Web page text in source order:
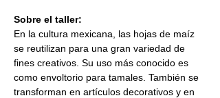
Sobre el taller:
En la cultura mexicana, las hojas de maíz
se reutilizan para una gran variedad de
fines creativos. Su uso más conocido es
como envoltorio para tamales. También se
transforman en artículos decorativos y en